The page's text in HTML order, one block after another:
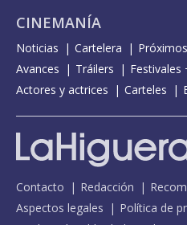
CINEMANÍA
Noticias Cartelera
Avances
Tráilers
Festivales
Actores y actrices
Carteles
Contacto Redacción
Aspectos legales
Política de